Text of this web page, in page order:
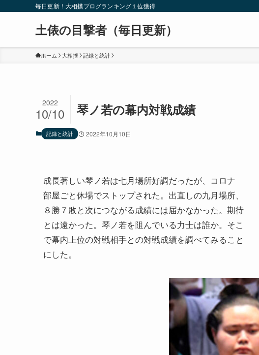
毎日更新！大相撲ブログランキング１位獲得
土俵の目撃者（毎日更新）
ホーム 大相撲 記録と統計
琴ノ若の幕内対戦成績
2022
10/10
記録と統計 2022年10月10日
成長著しい琴ノ若は七月場所好調だったが、コロナ
部屋ごと休場でストップされた。出直しの九月場所、
８勝７敗と次につながる成績には届かなかった。期待
とは遠かった。琴ノ若を阻んでいる力士は誰か。そこ
で幕内上位の対戦相手との対戦成績を調べてみること
にした。